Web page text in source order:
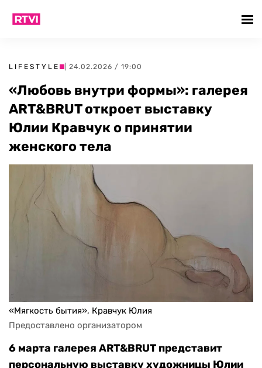
LIFESTYLE | 24.02.2026 / 19:00
«Любовь внутри формы»: галерея
ART&BRUT откроет выставку
Юлии Кравчук о принятии
женского тела
«Мягкость бытия», Кравчук Юлия
Предоставлено организатором
6 марта галерея ART&BRUT представит
персональную выставку художницы Юлии